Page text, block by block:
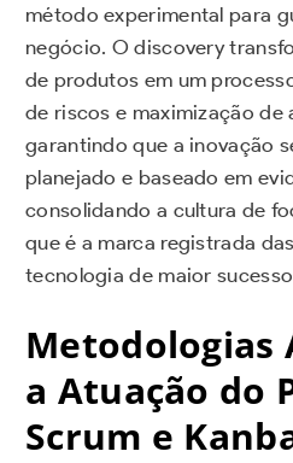
método experimental para
negócio. O discovery
de produtos em um
de riscos e maximização de
garantindo que a inovação
planejado e baseado em
consolidando a cultura de
que é a marca registrada
tecnologia de maior
Metodologias
a Atuação do
Scrum e